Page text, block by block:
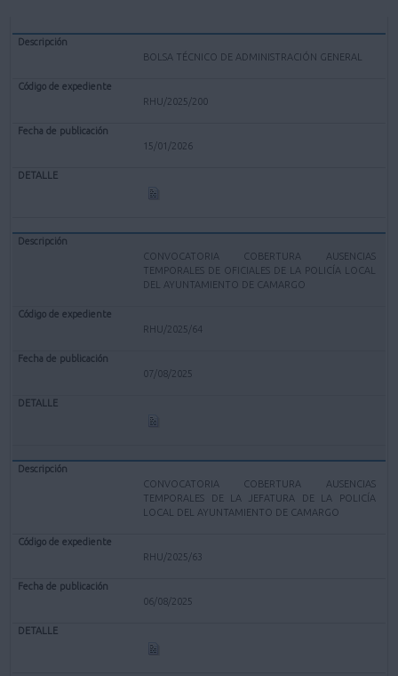
BOLSA TÉCNICO DE ADMINISTRACIÓN GENERAL
RHU/2025/200
15/01/2026
CONVOCATORIA COBERTURA AUSENCIAS
TEMPORALES DE OFICIALES DE LA POLICÍA LOCAL
DEL AYUNTAMIENTO DE CAMARGO
RHU/2025/64
07/08/2025
CONVOCATORIA COBERTURA AUSENCIAS
TEMPORALES DE LA JEFATURA DE LA POLICÍA
LOCAL DEL AYUNTAMIENTO DE CAMARGO
RHU/2025/63
06/08/2025